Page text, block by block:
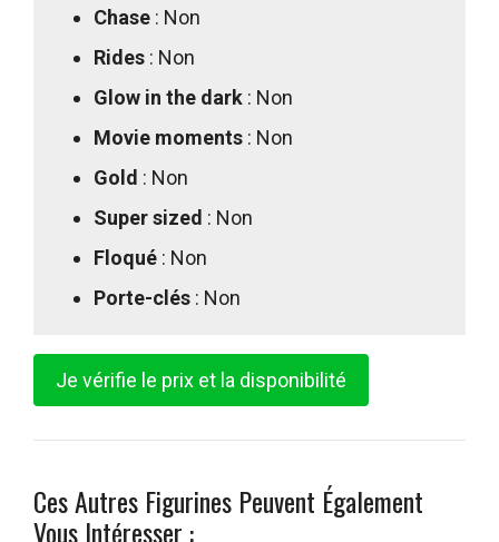
Chase : Non
Rides : Non
Glow in the dark : Non
Movie moments : Non
Gold : Non
Super sized : Non
Floqué : Non
Porte-clés : Non
Je vérifie le prix et la disponibilité
Ces Autres Figurines Peuvent Également
Vous Intéresser :